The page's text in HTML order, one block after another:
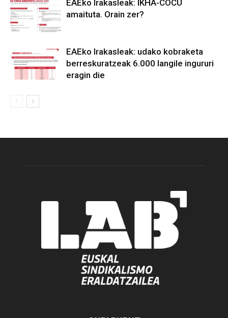
EAEko Irakasleak: IKHA-COCU
amaituta. Orain zer?
EAEko Irakasleak: udako kobraketa
berreskuratzeak 6.000 langile ingururi
eragin die